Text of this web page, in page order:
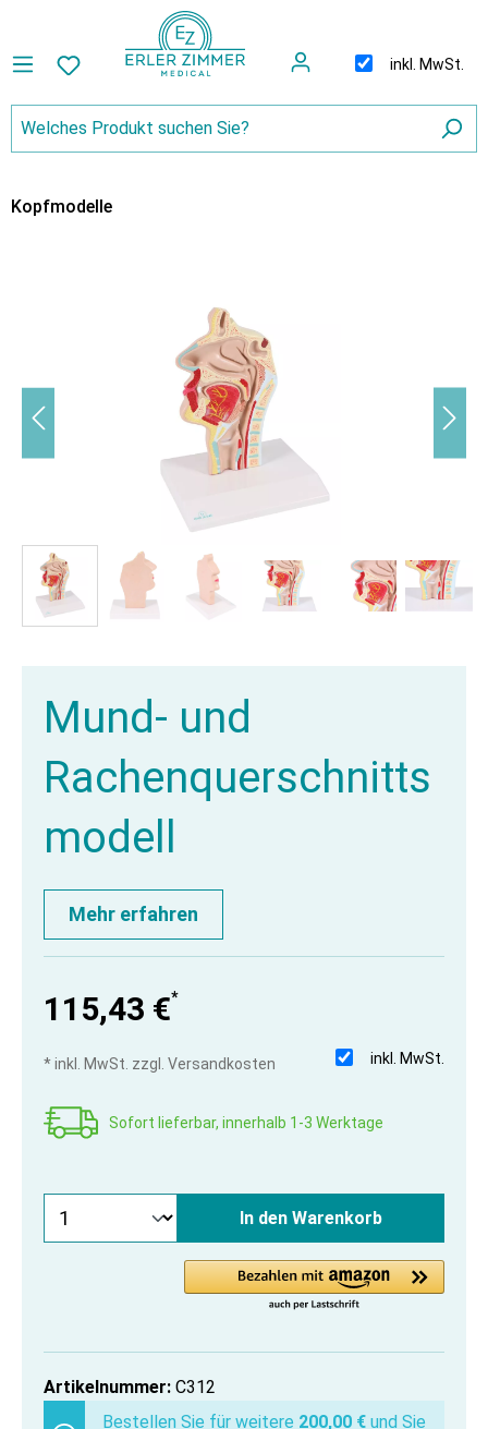
inkl. MwSt.
Kopfmodelle
Mund- und
Rachenquerschnitts
modell
Mehr erfahren
115,43 €*
inkl. MwSt.
* inkl. MwSt. zzgl. Versandkosten
Sofort lieferbar, innerhalb 1-3 Werktage
In den Warenkorb
Artikelnummer: C312
Bestellen Sie für weitere 200,00 € und Sie